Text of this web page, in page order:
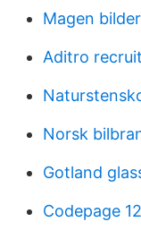
Magen bilder
Aditro
Norsk
Gotland
Codepage